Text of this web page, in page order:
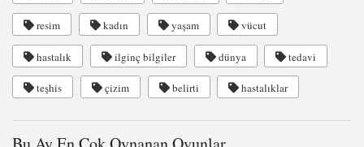
resim kadın yaşam vücut
hastalık ilginç bilgiler dünya tedavi
teşhis çizim belirti hastalıklar